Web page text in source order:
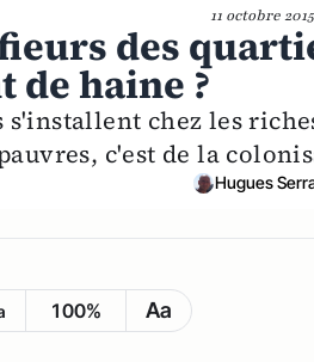
11 octobre 2015
des
de haine ?
s'installent chez les
c'est de la
Hugues
100% Aa